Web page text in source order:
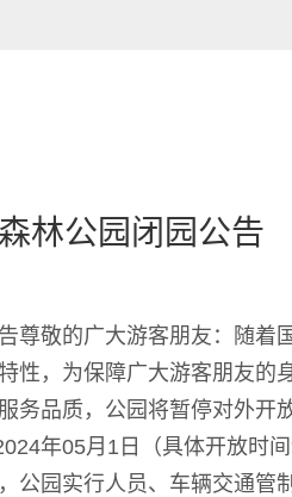
林公园闭园公告
尊敬的广大游客朋友：随着
性，为保障广大游客朋友的
务品质，公园将暂停对外开
年05月1日（具体开放时
公园实行人员、车辆交通管